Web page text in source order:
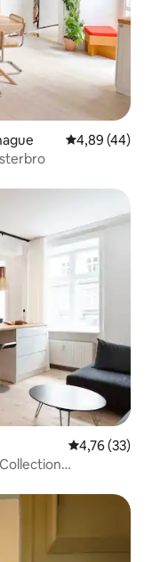
Évaluation
4,89 (44)
Évaluation
4,76 (33)